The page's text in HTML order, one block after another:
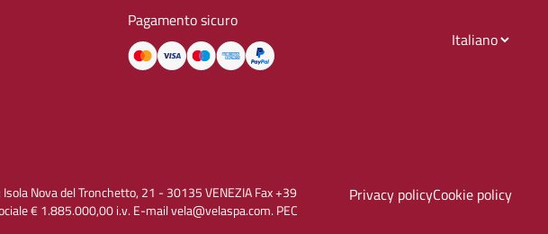
Pagamento sicuro
Nova del Tronchetto, 21 - 30135 VENEZIA Fax +39
€ 1.885.000,00 i.v. E-mail vela@velaspa.com. PEC
Privacy policyCookie policy